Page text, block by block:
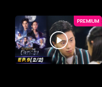
PREMIUM